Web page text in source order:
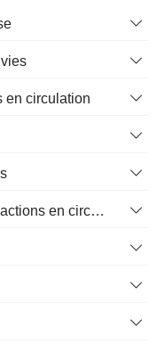
en circulation
Moyenne pondérée diluée des actions en circulation